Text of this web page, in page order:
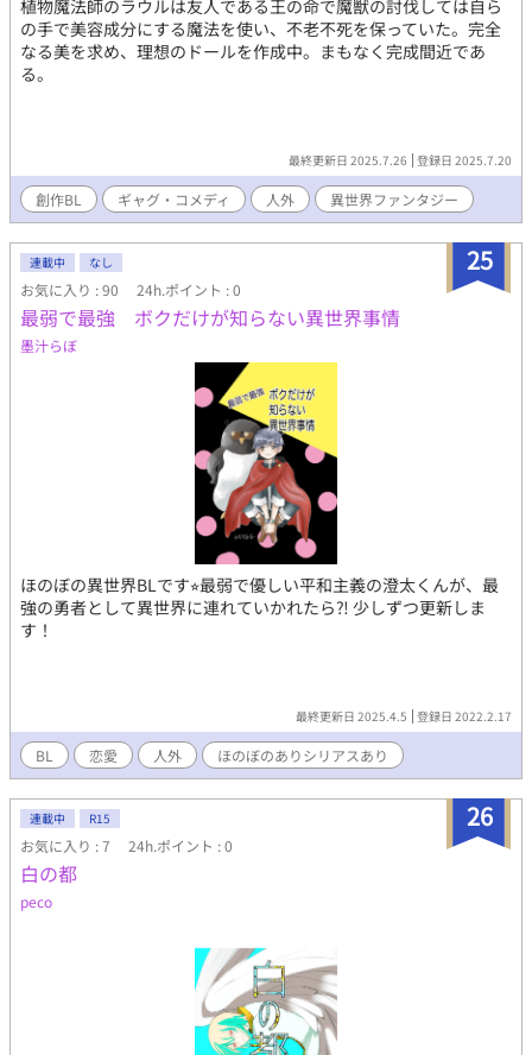
植物魔法師のラウルは友人である王の命で魔獣の討伐しては自ら
の手で美容成分にする魔法を使い、不老不死を保っていた。完全
なる美を求め、理想のドールを作成中。まもなく完成間近であ
る。
最終更新日 2025.7.26 登録日 2025.7.20
創作BL ギャグ・コメディ 人外 異世界ファンタジー
25
連載中 なし
お気に入り : 90 24h.ポイント : 0
最弱で最強 ボクだけが知らない異世界事情
墨汁らぼ
ほのぼの異世界BLです⭐︎最弱で優しい平和主義の澄太くんが、最
強の勇者として異世界に連れていかれたら⁈ 少しずつ更新しま
す！
最終更新日 2025.4.5 登録日 2022.2.17
BL 恋愛 人外 ほのぼのありシリアスあり
26
連載中 R15
お気に入り : 7 24h.ポイント : 0
白の都
peco